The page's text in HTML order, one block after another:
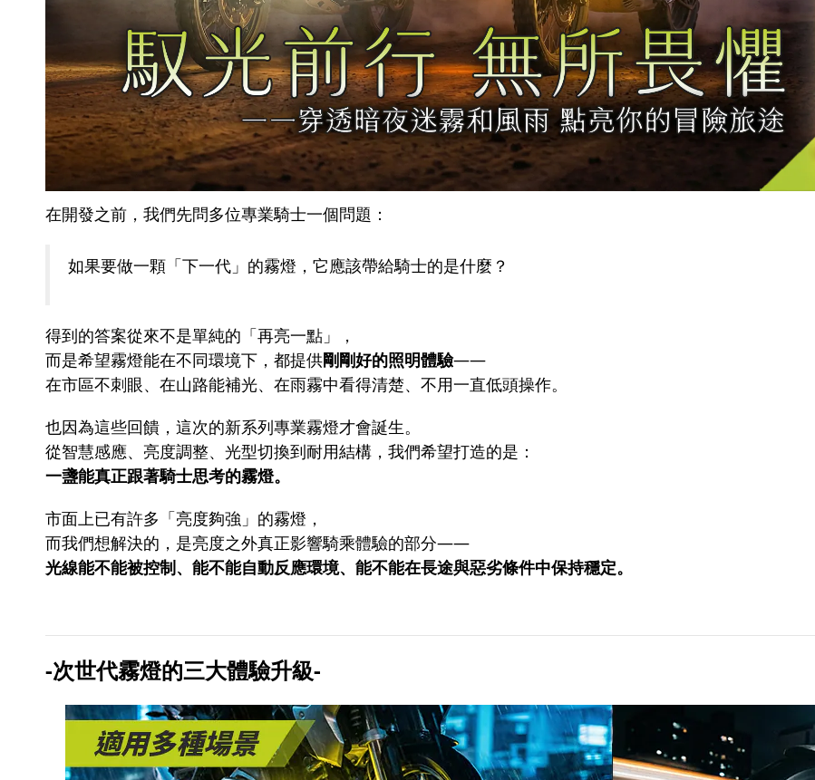
在開發之前，我們先問多位專業騎士一個問題：
如果要做一顆「下一代」的霧燈，它應該帶給騎士的是什麼？
得到的答案從來不是單純的「再亮一點」，
而是希望霧燈能在不同環境下，都提供剛剛好的照明體驗——
在市區不刺眼、在山路能補光、在雨霧中看得清楚、不用一直低頭操作。
也因為這些回饋，這次的新系列專業霧燈才會誕生。
從智慧感應、亮度調整、光型切換到耐用結構，我們希望打造的是：
一盞能真正跟著騎士思考的霧燈。
市面上已有許多「亮度夠強」的霧燈，
而我們想解決的，是亮度之外真正影響騎乘體驗的部分——
光線能不能被控制、能不能自動反應環境、能不能在長途與惡劣條件中保持穩定。
-次世代霧燈的三大體驗升級-